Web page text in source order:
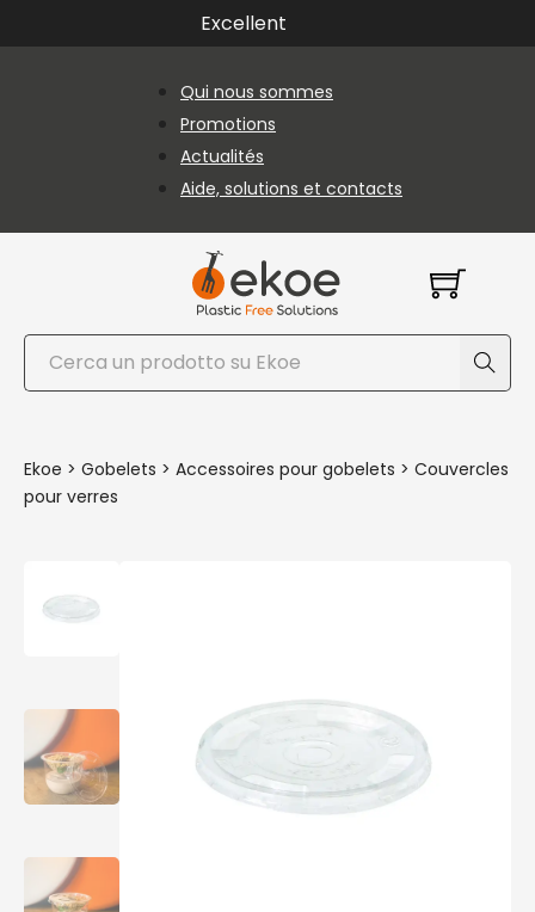
Passer au contenu principal
Passer au pied de page
Excellent
Qui nous sommes
Promotions
Actualités
Aide, solutions et contacts
Rechercher
Ekoe > Gobelets > Accessoires pour gobelets > Couvercles
pour verres